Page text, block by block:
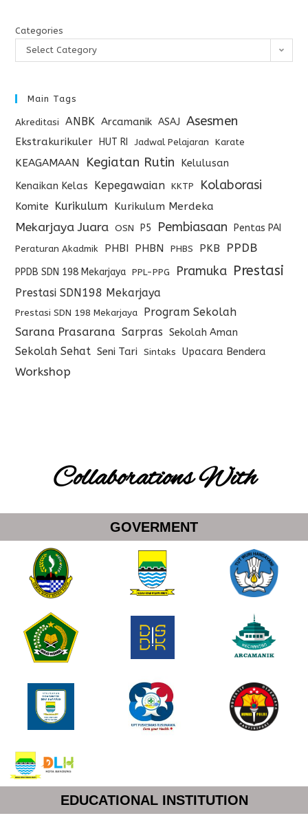
Categories
Select Category
Main Tags
Akreditasi ANBK Arcamanik ASAJ Asesmen
Ekstrakurikuler HUT RI Jadwal Pelajaran Karate
KEAGAMAAN Kegiatan Rutin
Kelulusan
Kenaikan Kelas
Kepegawaian KKTP Kolaborasi
Komite Kurikulum Kurikulum Merdeka
Mekarjaya Juara OSN P5 Pembiasaan Pentas PAI
Peraturan Akadmik PHBI PHBN PHBS PKB PPDB
PPDB SDN 198 Mekarjaya PPL-PPG Pramuka Prestasi
Prestasi SDN198 Mekarjaya
Prestasi SDN 198 Mekarjaya
Program Sekolah
Sarana Prasarana Sarpras Sekolah Aman
Sekolah Sehat Seni Tari Sintaks Upacara Bendera
Workshop
Collaborations With
GOVERMENT
EDUCATIONAL INSTITUTION